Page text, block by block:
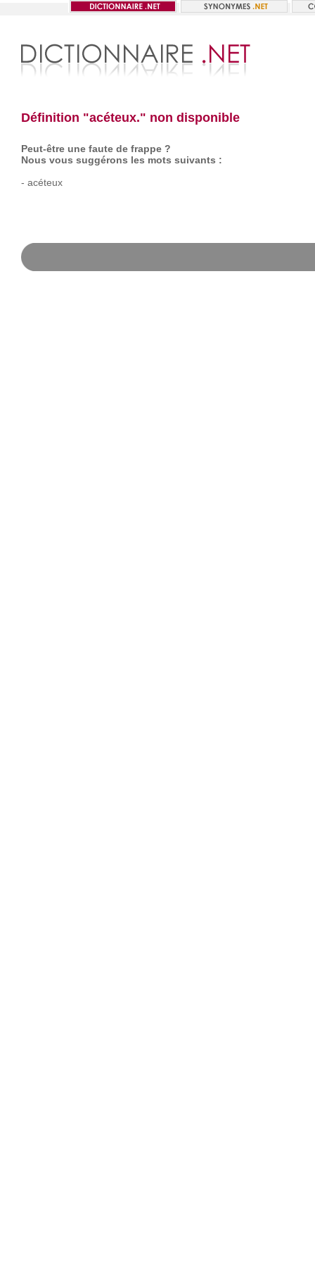
Définition "acéteux." non disponible
Peut-être une faute de frappe ?
Nous vous suggérons les mots suivants :
- acéteux